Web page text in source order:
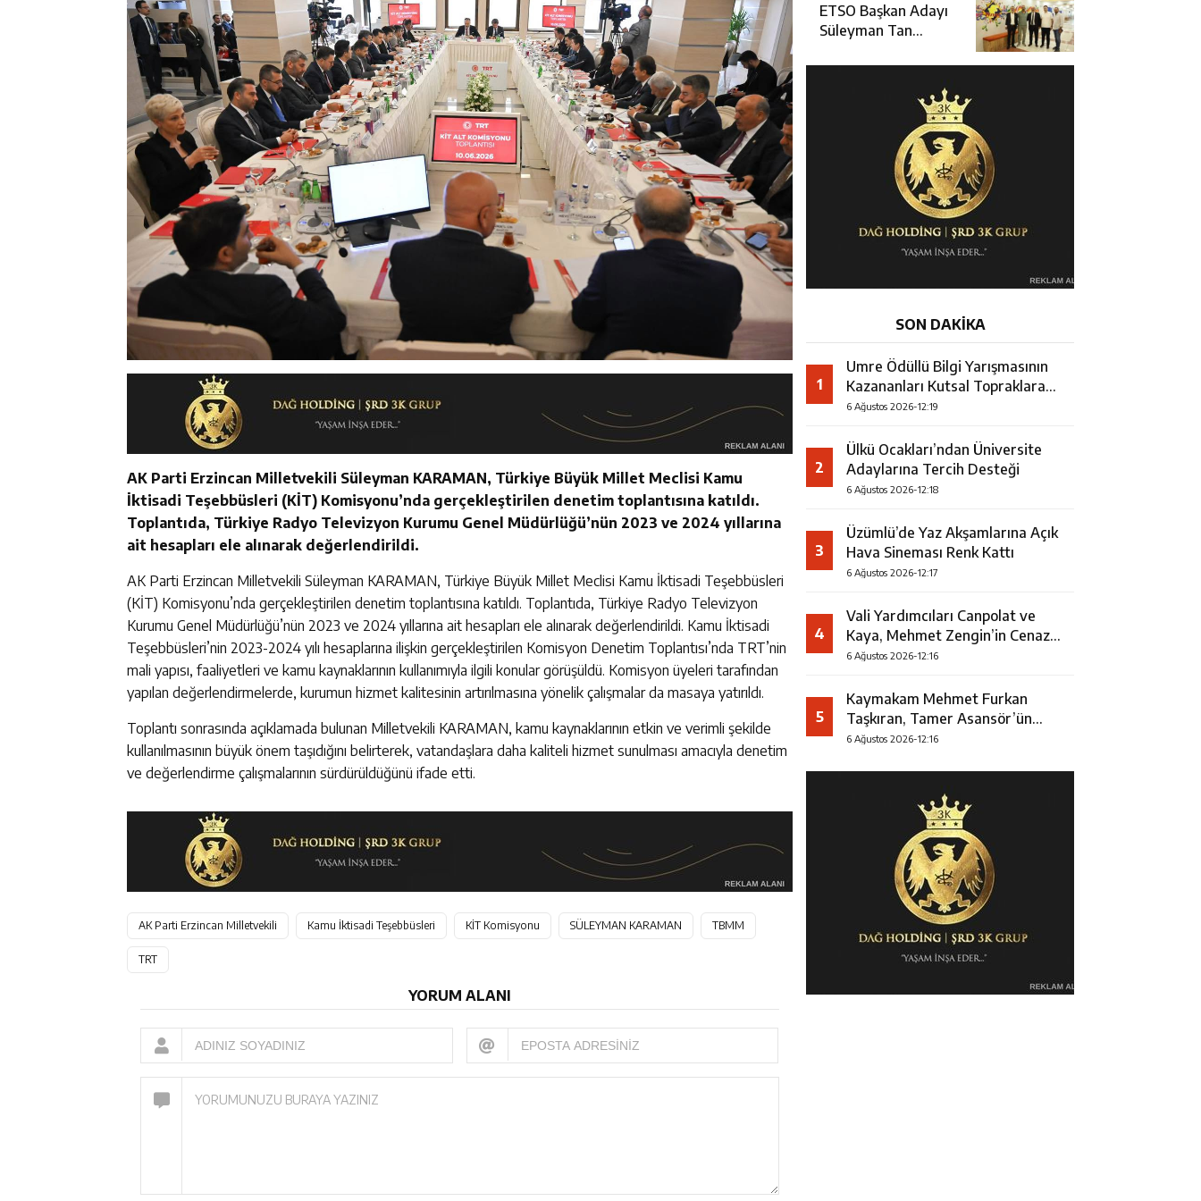
AK Parti Erzincan Milletvekili Süleyman KARAMAN, Türkiye Büyük Millet Meclisi Kamu
İktisadi Teşebbüsleri (KİT) Komisyonu’nda gerçekleştirilen denetim toplantısına katıldı.
Toplantıda, Türkiye Radyo Televizyon Kurumu Genel Müdürlüğü’nün 2023 ve 2024 yıllarına
ait hesapları ele alınarak değerlendirildi.
AK Parti Erzincan Milletvekili Süleyman KARAMAN, Türkiye Büyük Millet Meclisi Kamu İktisadi Teşebbüsleri
(KİT) Komisyonu’nda gerçekleştirilen denetim toplantısına katıldı. Toplantıda, Türkiye Radyo Televizyon
Kurumu Genel Müdürlüğü’nün 2023 ve 2024 yıllarına ait hesapları ele alınarak değerlendirildi. Kamu İktisadi
Teşebbüsleri’nin 2023-2024 yılı hesaplarına ilişkin gerçekleştirilen Komisyon Denetim Toplantısı’nda TRT’nin
mali yapısı, faaliyetleri ve kamu kaynaklarının kullanımıyla ilgili konular görüşüldü. Komisyon üyeleri tarafından
yapılan değerlendirmelerde, kurumun hizmet kalitesinin artırılmasına yönelik çalışmalar da masaya yatırıldı.
Toplantı sonrasında açıklamada bulunan Milletvekili KARAMAN, kamu kaynaklarının etkin ve verimli şekilde
kullanılmasının büyük önem taşıdığını belirterek, vatandaşlara daha kaliteli hizmet sunulması amacıyla denetim
ve değerlendirme çalışmalarının sürdürüldüğünü ifade etti.
AK Parti Erzincan Milletvekili Kamu İktisadi Teşebbüsleri KİT Komisyonu SÜLEYMAN KARAMAN TBMM
TRT
YORUM ALANI
Kursu Öğrencileriyle
Buluştu
ETSO Başkan Adayı
Süleyman Tan
Sürdürüyor
SON DAKİKA
1
Umre Ödüllü Bilgi Yarışmasının
Kazananları Kutsal Topraklara
Uğurlandı
6 Ağustos 2026-12:19
2
Ülkü Ocakları’ndan Üniversite
Adaylarına Tercih Desteği
6 Ağustos 2026-12:18
3
Üzümlü’de Yaz Akşamlarına Açık
Hava Sineması Renk Kattı
6 Ağustos 2026-12:17
4
Vali Yardımcıları Canpolat ve
Kaya, Mehmet Zengin’in Cenaze
Törenine Katıldı
6 Ağustos 2026-12:16
5
Kaymakam Mehmet Furkan
Taşkıran, Tamer Asansör’ün
Açılışına Katıldı
6 Ağustos 2026-12:16